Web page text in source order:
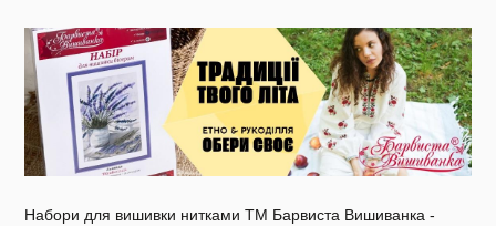
NEW - Колекція «Шедеври української
культури» / Схеми для вишивки
Набори для вишивки нитками ТМ Барвиста Вишиванка -